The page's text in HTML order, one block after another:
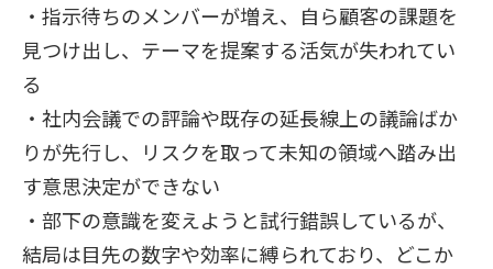
・指示待ちのメンバーが増え、自ら顧客の課題を
見つけ出し、テーマを提案する活気が失われてい
る
・社内会議での評論や既存の延長線上の議論ばか
りが先行し、リスクを取って未知の領域へ踏み出
す意思決定ができない
・部下の意識を変えようと試行錯誤しているが、
結局は目先の数字や効率に縛られており、どこか